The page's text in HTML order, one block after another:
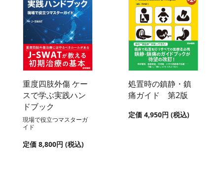
重度四肢外傷 ケー
スで学ぶ実践ハン
ドブック
現場で役立つマスターガ
イド
定価 8,800円 (税込)
処置時の鎮静・鎮
痛ガイド 第2版
定価 4,950円 (税込)